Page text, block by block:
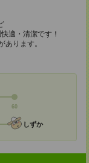
適・清潔です！
ります。
60
しずか